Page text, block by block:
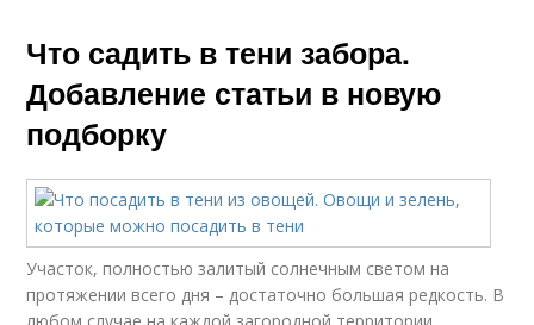
Что садить в тени забора.
Добавление статьи в новую
подборку
Участок, полностью залитый солнечным светом на
протяжении всего дня – достаточно большая редкость. В